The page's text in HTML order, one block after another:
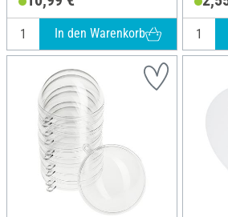
In den Warenkorb